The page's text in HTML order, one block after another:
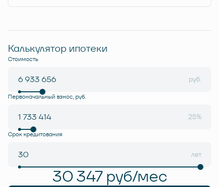
Калькулятор ипотеки
Стоимость
руб.
Первоначальный взнос, руб.
25%
Срок кредитования
лет
30 347 руб/мес